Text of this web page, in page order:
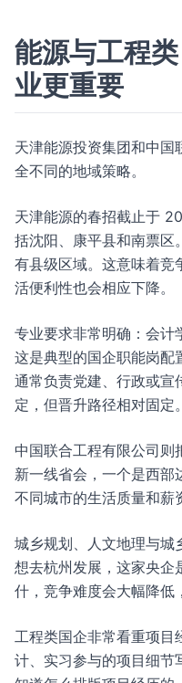
能源与工程
业更重要
天津能源投资集团和中国
全不同的地域策略。
天津能源的春招截止于
括沈阳、康平县和南票区
有县级区域。这意味着竞
活便利性也会相应下降。
专业要求非常明确：会计
这是典型的国企职能岗配
通常负责党建、行政或宣
定，但晋升路径相对固定。
中国联合工程有限公司则
新一线省会，一个是西部
不同城市的生活质量和薪
城乡规划、人文地理与城
想去杭州发展，这家央企
什，竞争难度会大幅降低
工程类国企非常看重项目
计、实习参与的项目细节